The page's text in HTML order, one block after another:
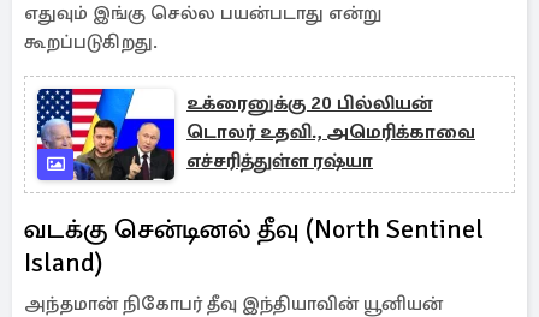
எதுவும் இங்கு செல்ல பயன்படாது என்று
கூறப்படுகிறது.
உக்ரைனுக்கு 20 பில்லியன்
டொலர் உதவி., அமெரிக்காவை
எச்சரித்துள்ள ரஷ்யா
வடக்கு சென்டினல் தீவு (North Sentinel
Island)
அந்தமான் நிகோபர் தீவு இந்தியாவின் யூனியன்